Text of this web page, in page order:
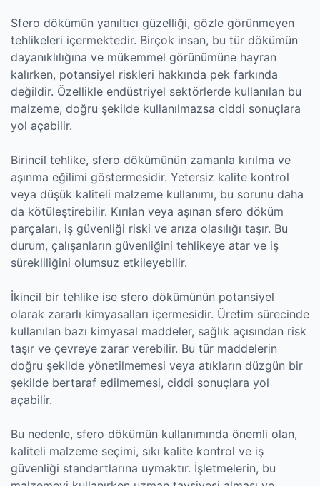
Sfero dökümün yanıltıcı güzelliği, gözle görünmeyen
tehlikeleri içermektedir. Birçok insan, bu tür dökümün
dayanıklılığına ve mükemmel görünümüne hayran
kalırken, potansiyel riskleri hakkında pek farkında
değildir. Özellikle endüstriyel sektörlerde kullanılan bu
malzeme, doğru şekilde kullanılmazsa ciddi sonuçlara
yol açabilir.
Birincil tehlike, sfero dökümünün zamanla kırılma ve
aşınma eğilimi göstermesidir. Yetersiz kalite kontrol
veya düşük kaliteli malzeme kullanımı, bu sorunu daha
da kötüleştirebilir. Kırılan veya aşınan sfero döküm
parçaları, iş güvenliği riski ve arıza olasılığı taşır. Bu
durum, çalışanların güvenliğini tehlikeye atar ve iş
sürekliliğini olumsuz etkileyebilir.
İkincil bir tehlike ise sfero dökümünün potansiyel
olarak zararlı kimyasalları içermesidir. Üretim sürecinde
kullanılan bazı kimyasal maddeler, sağlık açısından risk
taşır ve çevreye zarar verebilir. Bu tür maddelerin
doğru şekilde yönetilmemesi veya atıkların düzgün bir
şekilde bertaraf edilmemesi, ciddi sonuçlara yol
açabilir.
Bu nedenle, sfero dökümün kullanımında önemli olan,
kaliteli malzeme seçimi, sıkı kalite kontrol ve iş
güvenliği standartlarına uymaktır. İşletmelerin, bu